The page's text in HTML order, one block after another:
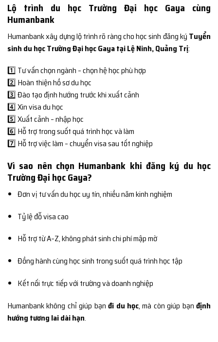
Lộ trình du học Trường Đại học Gaya cùng
Humanbank
Humanbank xây dựng lộ trình rõ ràng cho học sinh đăng ký Tuyển
sinh du học Trường Đại học Gaya tại Lệ Ninh, Quảng Trị:
1️⃣ Tư vấn chọn ngành – chọn hệ học phù hợp
2️⃣ Hoàn thiện hồ sơ du học
3️⃣ Đào tạo định hướng trước khi xuất cảnh
4️⃣ Xin visa du học
5️⃣ Xuất cảnh – nhập học
6️⃣ Hỗ trợ trong suốt quá trình học và làm
7️⃣ Hỗ trợ việc làm – chuyển visa sau tốt nghiệp
Vì sao nên chọn Humanbank khi đăng ký du học
Trường Đại học Gaya?
Đơn vị tư vấn du học uy tín, nhiều năm kinh nghiệm
Tỷ lệ đỗ visa cao
Hỗ trợ từ A–Z, không phát sinh chi phí mập mờ
Đồng hành cùng học sinh trong suốt quá trình học tập
Kết nối trực tiếp với trường và doanh nghiệp
Humanbank không chỉ giúp bạnđi du học, mà còn giúp bạnđịnh
hướng tương lai dài hạn.